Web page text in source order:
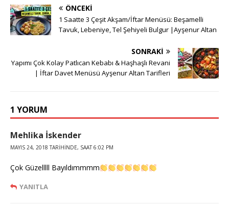
ÖNCEKI
1 Saatte 3 Çeşit Akşam/İftar Menüsü: Beşamelli
Tavuk, Lebeniye, Tel Şehiyeli Bulgur |Ayşenur Altan
SONRAKI
Yapımı Çok Kolay Patlıcan Kebabı & Haşhaşlı Revani
| İftar Davet Menüsü Ayşenur Altan Tarifleri
1 YORUM
Mehlika İskender
MAYIS 24, 2018 TARIHINDE, SAAT 6:02 PM
Çok Güzelllll Bayıldımmmm
YANITLA